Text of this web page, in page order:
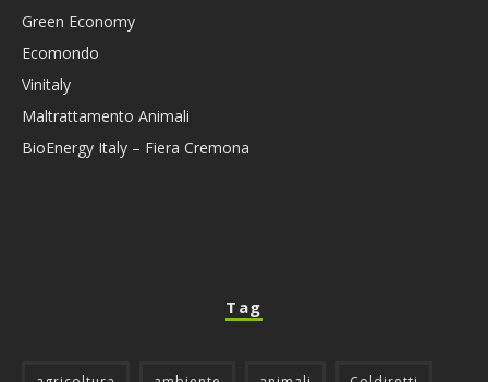
Green Economy
Ecomondo
Vinitaly
Maltrattamento Animali
BioEnergy Italy – Fiera Cremona
Tag